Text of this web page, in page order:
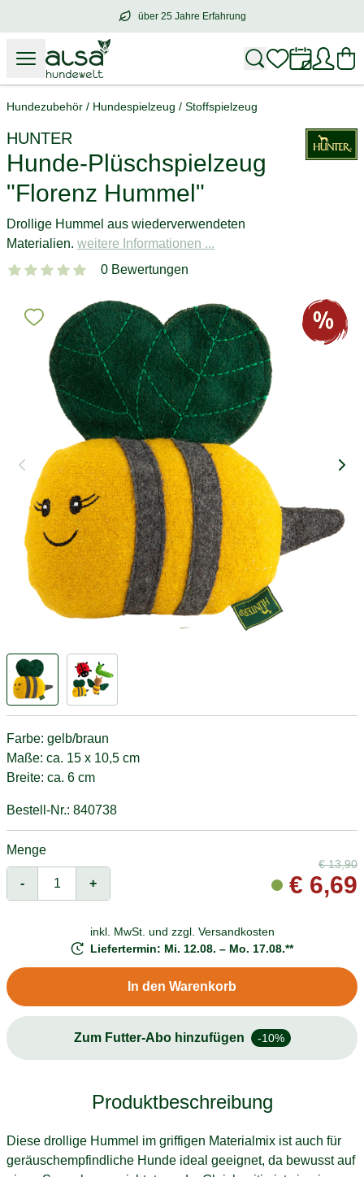
über 25 Jahre Erfahrung
über25 Jahre Erfahrung
Hundezubehör / Hundespielzeug / Stoffspielzeug
HUNTER
Hunde-Plüschspielzeug
"Florenz Hummel"
Drollige Hummel aus wiederverwendeten
Materialien. weitere Informationen ...
0 Bewertungen
Farbe: gelb/braun
Maße: ca. 15 x 10,5 cm
Breite: ca. 6 cm
Bestell-Nr.: 840738
Menge
- +
€13,90
€ 6,69
inkl. MwSt. und zzgl. Versandkosten
Liefertermin: Mi. 12.08. – Mo. 17.08.**
In den Warenkorb
Zum Futter-Abo hinzufügen -10%
Produktbeschreibung
Diese drollige Hummel im griffigen Materialmix ist auch für
geräuschempfindliche Hunde ideal geeignet, da bewusst auf